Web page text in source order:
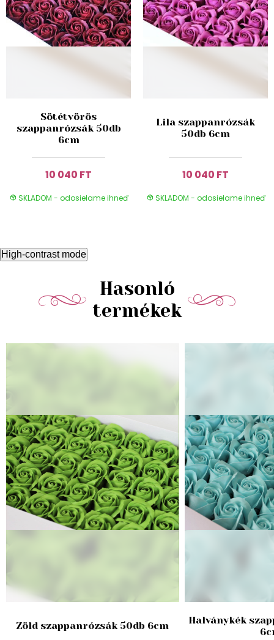
Sötétvörös
szappanrózsák 50db
6cm
10 040 FT
SKLADOM - odosielame ihneď
Lila szappanrózsák
50db 6cm
10 040 FT
SKLADOM - odosielame ihneď
High-contrast mode
Hasonló
termékek
Zöld szappanrózsák 50db 6cm
Halványkék